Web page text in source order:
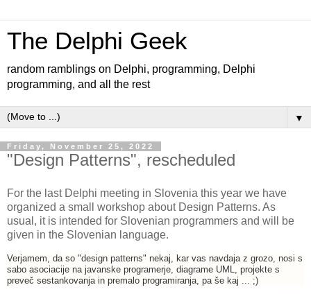
The Delphi Geek
random ramblings on Delphi, programming, Delphi
programming, and all the rest
▼
Friday, November 25, 2022
"Design Patterns", rescheduled
For the last Delphi meeting in Slovenia this year we have
organized a small workshop about Design Patterns. As
usual, it is intended for Slovenian programmers and will be
given in the Slovenian language.
Verjamem, da so "design patterns" nekaj, kar vas navdaja z grozo, nosi s
sabo asociacije na javanske programerje, diagrame UML, projekte s
preveč sestankovanja in premalo programiranja, pa še kaj ... ;)